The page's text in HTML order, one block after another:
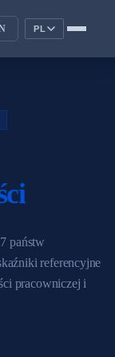
PL
państw
referencyjne
pracowniczej i